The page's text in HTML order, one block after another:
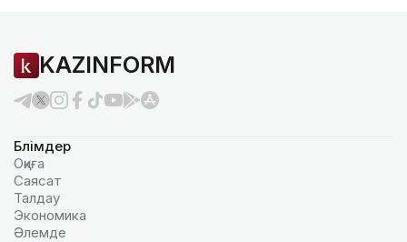
KAZINFORM
Бөлімдер
Оқиға
Саясат
Талдау
Экономика
Әлемде